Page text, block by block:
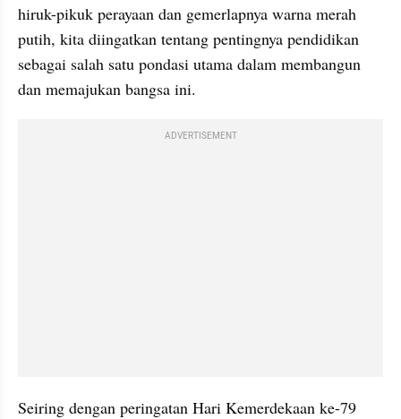
hiruk-pikuk perayaan dan gemerlapnya warna merah
putih, kita diingatkan tentang pentingnya pendidikan
sebagai salah satu pondasi utama dalam membangun
dan memajukan bangsa ini.
ADVERTISEMENT
Seiring dengan peringatan Hari Kemerdekaan ke-79